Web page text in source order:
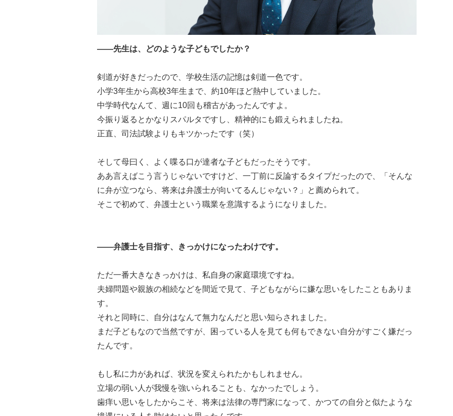
――先生は、どのような子どもでしたか？
剣道が好きだったので、学校生活の記憶は剣道一色です。
小学3年生から高校3年生まで、約10年ほど熱中していました。
中学時代なんて、週に10回も稽古があったんですよ。
今振り返るとかなりスパルタですし、精神的にも鍛えられましたね。
正直、司法試験よりもキツかったです（笑）
そして母曰く、よく喋る口が達者な子どもだったそうです。
ああ言えばこう言うじゃないですけど、一丁前に反論するタイプだったので、「そんな
に弁が立つなら、将来は弁護士が向いてるんじゃない？」と薦められて。
そこで初めて、弁護士という職業を意識するようになりました。
――弁護士を目指す、きっかけになったわけです。
ただ一番大きなきっかけは、私自身の家庭環境ですね。
夫婦問題や親族の相続などを間近で見て、子どもながらに嫌な思いをしたこともありま
す。
それと同時に、自分はなんて無力なんだと思い知らされました。
まだ子どもなので当然ですが、困っている人を見ても何もできない自分がすごく嫌だっ
たんです。
もし私に力があれば、状況を変えられたかもしれません。
立場の弱い人が我慢を強いられることも、なかったでしょう。
歯痒い思いをしたからこそ、将来は法律の専門家になって、かつての自分と似たような